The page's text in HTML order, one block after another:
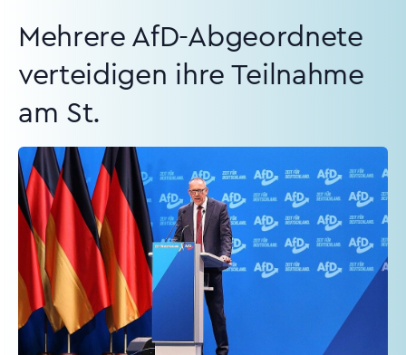
Mehrere AfD-Abgeordnete
verteidigen ihre Teilnahme
am St.